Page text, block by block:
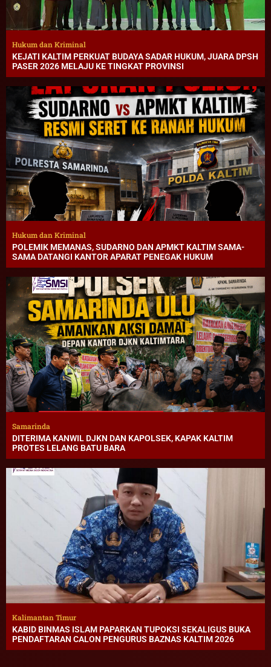
Hukum dan Kriminal
KEJATI KALTIM PERKUAT BUDAYA SADAR HUKUM, JUARA DPSH
PASER 2026 MELAJU KE TINGKAT PROVINSI
Hukum dan Kriminal
POLEMIK MEMANAS, SUDARNO DAN APMKT KALTIM SAMA-
SAMA DATANGI KANTOR APARAT PENEGAK HUKUM
Samarinda
DITERIMA KANWIL DJKN DAN KAPOLSEK, KAPAK KALTIM
PROTES LELANG BATU BARA
Kalimantan Timur
KABID BINMAS ISLAM PAPARKAN TUPOKSI SEKALIGUS BUKA
PENDAFTARAN CALON PENGURUS BAZNAS KALTIM 2026